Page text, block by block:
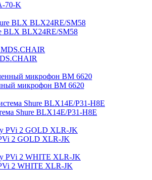
70-K
BLX BLX24RE/SM58
микрофон BM 6620
Shure BLX14E/P31-H8E
2 GOLD XLR-JK
2 WHITE XLR-JK